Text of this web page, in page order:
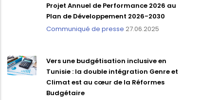
Projet Annuel de Performance 2026 au
Plan de Développement 2026-2030
Communiqué de presse 27.06.2025
Vers une budgétisation inclusive en
Tunisie : la double intégration Genre et
Climat est au cœur de la Réformes
Budgétaire